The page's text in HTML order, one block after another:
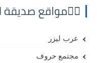
⛓️‍💥مواقع صديقة لنا
عرب ليزر
مجتمع حروف